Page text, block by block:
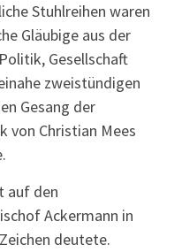
Stuhlreihen waren
Gläubige aus der
Gesellschaft
zweistündigen
Gesang der
von Christian Mees
auf den
Ackermann in
deutete.